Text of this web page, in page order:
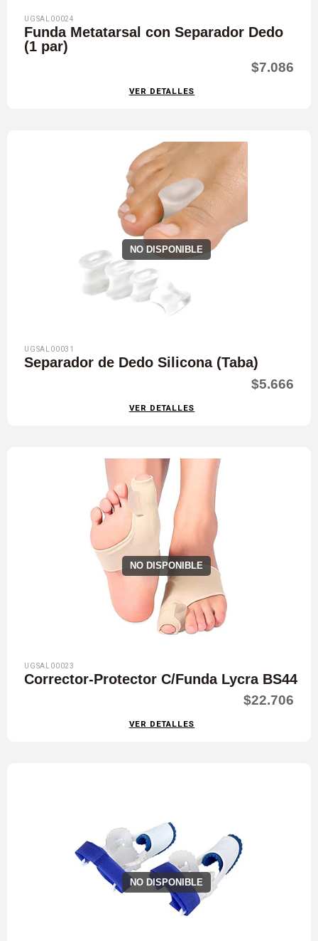
UGSAL00024
Funda Metatarsal con Separador Dedo
(1 par)
$7.086
VER DETALLES
NO DISPONIBLE
UGSAL00031
Separador de Dedo Silicona (Taba)
$5.666
VER DETALLES
NO DISPONIBLE
UGSAL00023
Corrector-Protector C/Funda Lycra BS44
$22.706
VER DETALLES
NO DISPONIBLE